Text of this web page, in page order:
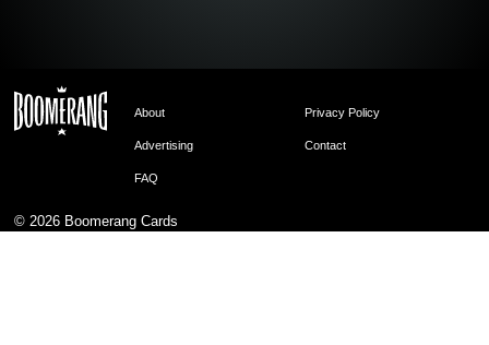
About Privacy Policy
Advertising Contact
FAQ
© 2026 Boomerang Cards